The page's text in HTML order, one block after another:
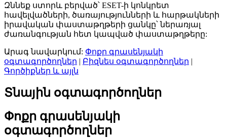
Զննեք ստորև բերված՝ ESET-ի կոնկրետ
հավելվածների, ծառայությունների և հարթակների
իրավական փաստաթղթերի ցանկը՝ ներառյալ
ժառանգության հետ կապված փաստաթղթերը:
Արագ նավարկում: Փոքր գրասենյակի
օգտագործողներ | Բիզնես օգտագործողներ |
Գործիքներ և այլն
Տնային օգտագործողներ
Փոքր գրասենյակի
օգտագործողներ